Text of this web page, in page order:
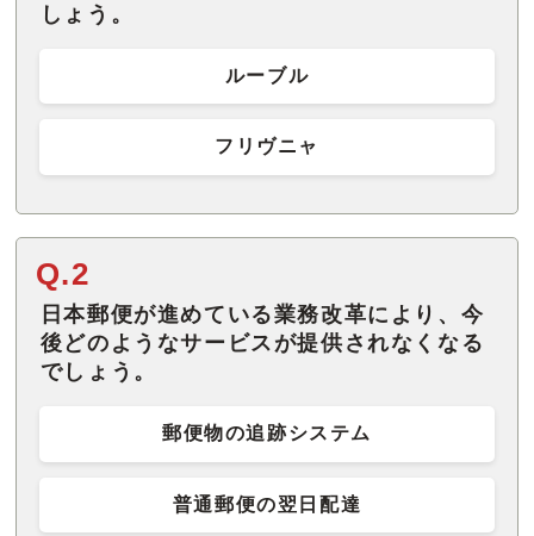
しょう。
ルーブル
フリヴニャ
Q.2
日本郵便が進めている業務改革により、今
後どのようなサービスが提供されなくなる
でしょう。
郵便物の追跡システム
普通郵便の翌日配達